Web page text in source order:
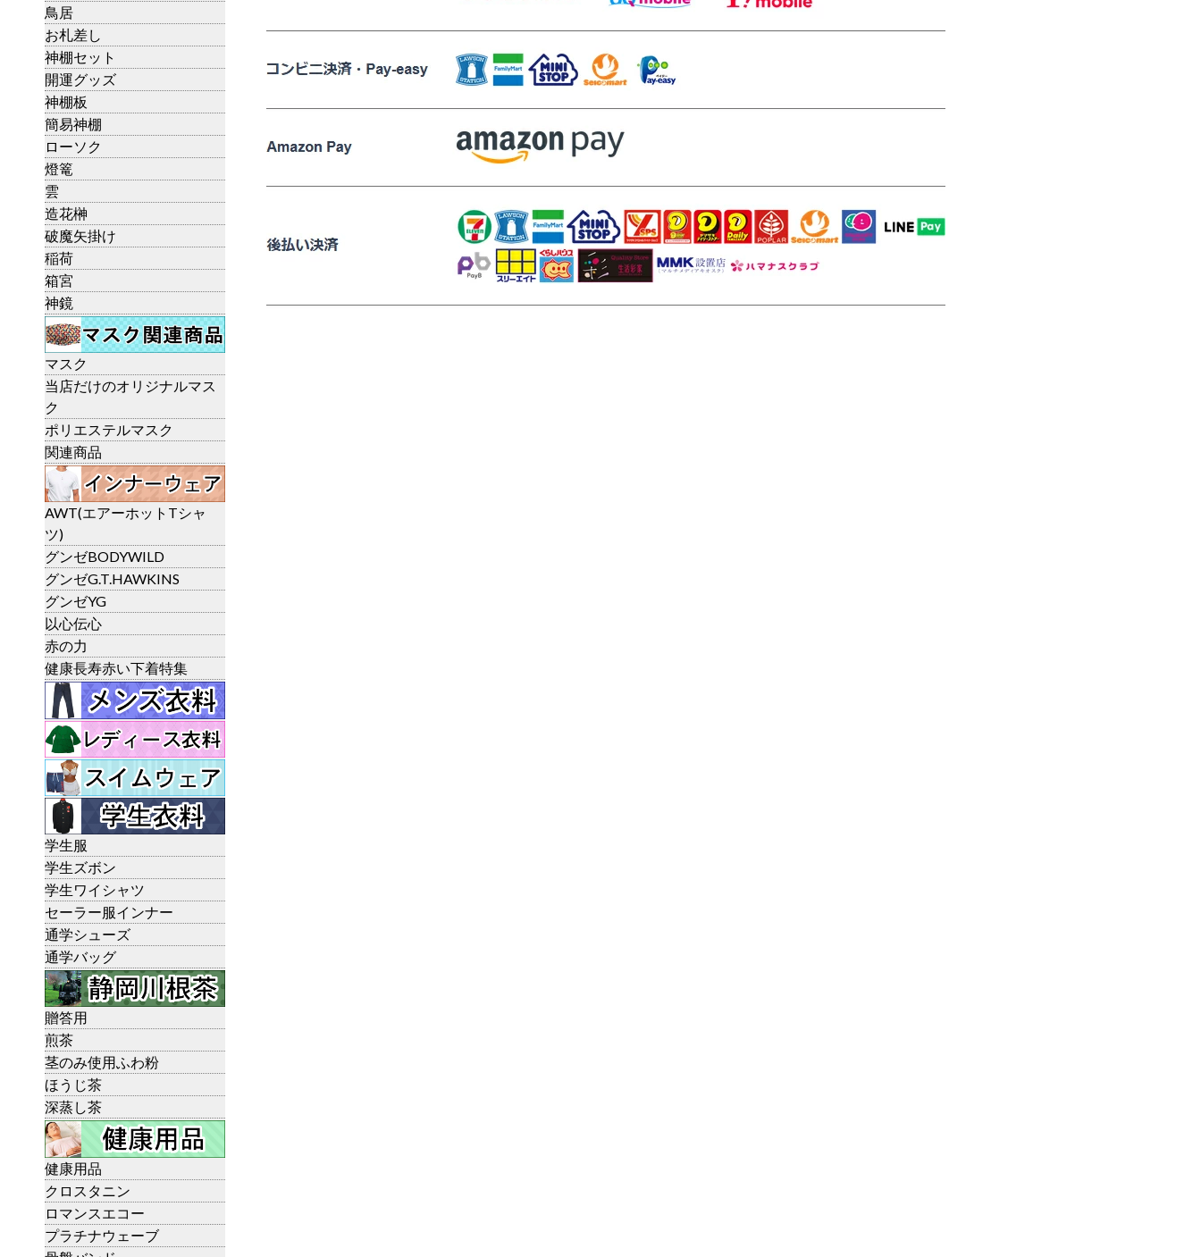
鳥居
お札差し
神棚セット
開運グッズ
神棚板
簡易神棚
ローソク
燈篭
雲
造花榊
破魔矢掛け
稲荷
箱宮
神鏡
マスク
当店だけのオリジナルマス
ク
ポリエステルマスク
関連商品
AWT(エアーホットTシャ
ツ)
グンゼBODYWILD
グンゼG.T.HAWKINS
グンゼYG
以心伝心
赤の力
健康長寿赤い下着特集
学生服
学生ズボン
学生ワイシャツ
セーラー服インナー
通学シューズ
通学バッグ
贈答用
煎茶
茎のみ使用ふわ粉
ほうじ茶
深蒸し茶
健康用品
クロスタニン
ロマンスエコー
プラチナウェーブ